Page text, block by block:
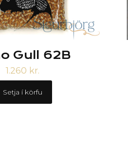
Gull 62B
1.260 kr.
Setja í körfu